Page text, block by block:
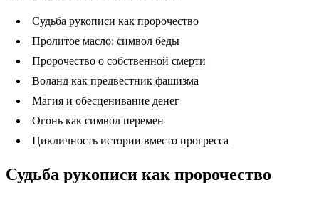
Судьба рукописи как пророчество
Пролитое масло: символ беды
Пророчество о собственной смерти
Воланд как предвестник фашизма
Магия и обесценивание денег
Огонь как символ перемен
Цикличность истории вместо прогресса
Судьба рукописи как пророчество